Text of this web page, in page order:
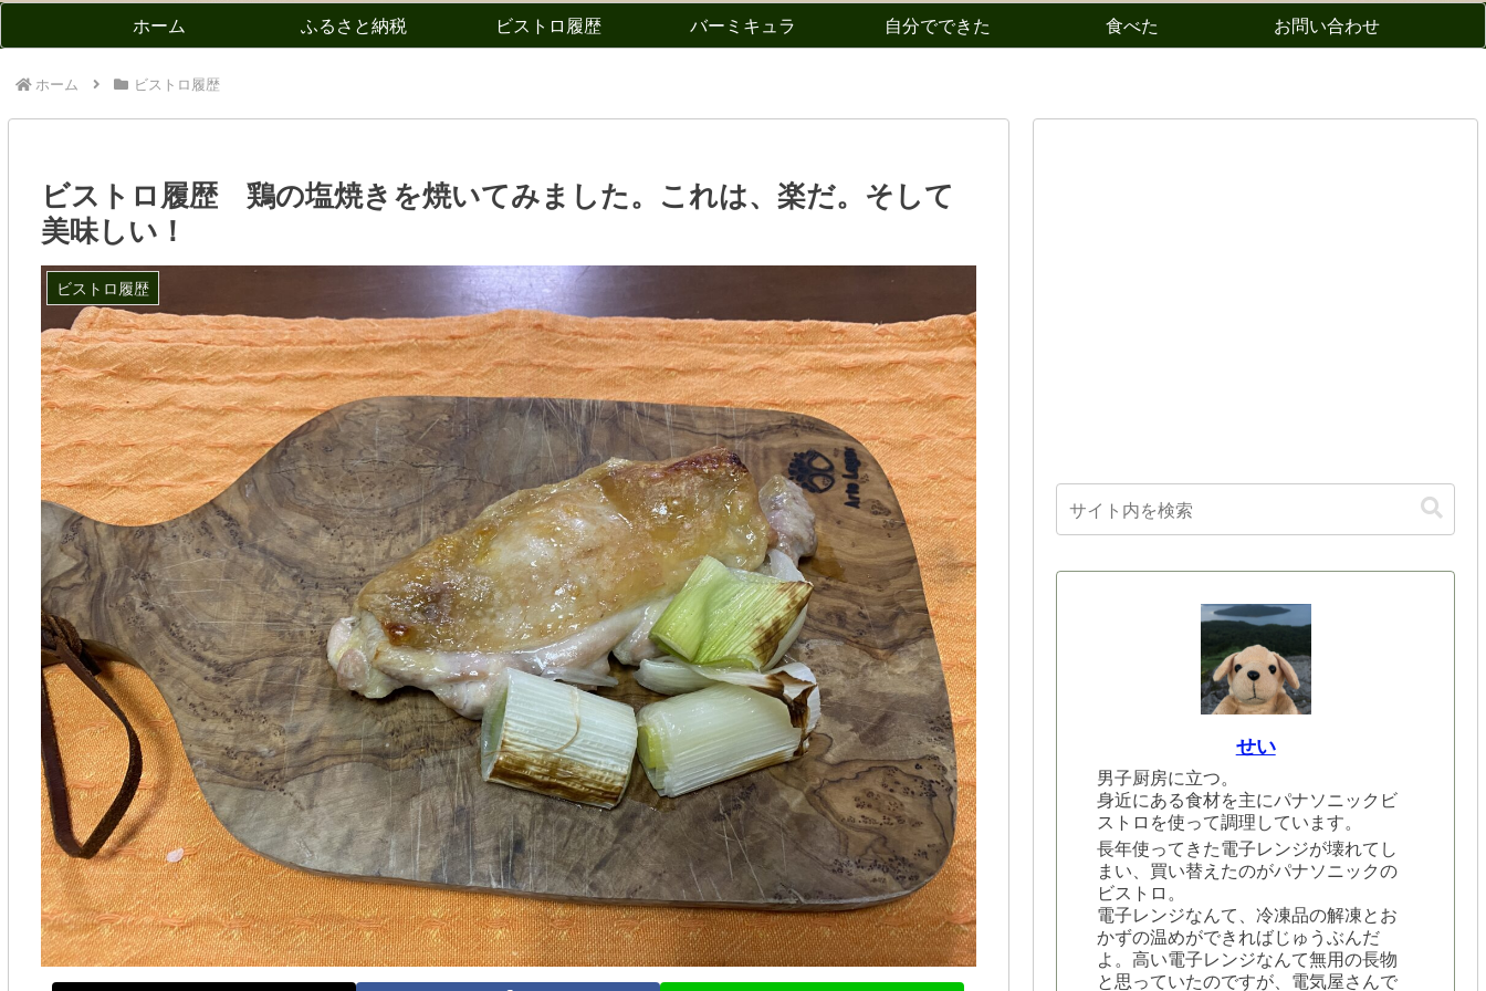
ホーム ふるさと納税 ビストロ履歴 バーミキュラ 自分でできた 食べた お問い合わせ
ホーム ビストロ履歴
ビストロ履歴 鶏の塩焼きを焼いてみました。これは、楽だ。そして
美味しい！
ビストロ履歴
せい
男子厨房に立つ。
身近にある食材を主にパナソニックビ
ストロを使って調理しています。
長年使ってきた電子レンジが壊れてし
まい、買い替えたのがパナソニックの
ビストロ。
電子レンジなんて、冷凍品の解凍とお
かずの温めができればじゅうぶんだ
よ。高い電子レンジなんて無用の長物
と思っていたのですが、電気屋さんで